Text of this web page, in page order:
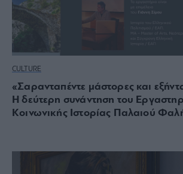
CULTURE
«Σαρανταπέντε μάστορες και
Η δεύτερη συνάντηση του
Κοινωνικής Ιστορίας Παλαιού